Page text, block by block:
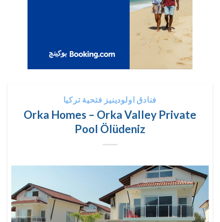
فنادق اولودينيز فتحية تركيا
Orka Homes – Orka Valley Private
Pool Ölüdeniz